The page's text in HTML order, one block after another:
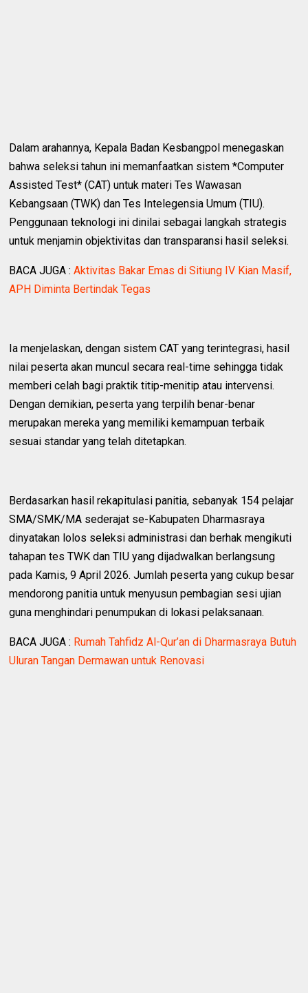
Dalam arahannya, Kepala Badan Kesbangpol menegaskan
bahwa seleksi tahun ini memanfaatkan sistem *Computer
Assisted Test* (CAT) untuk materi Tes Wawasan
Kebangsaan (TWK) dan Tes Intelegensia Umum (TIU).
Penggunaan teknologi ini dinilai sebagai langkah strategis
untuk menjamin objektivitas dan transparansi hasil seleksi.
BACA JUGA :Aktivitas Bakar Emas di Sitiung IV Kian Masif,
APH Diminta Bertindak Tegas
Ia menjelaskan, dengan sistem CAT yang terintegrasi, hasil
nilai peserta akan muncul secara real-time sehingga tidak
memberi celah bagi praktik titip-menitip atau intervensi.
Dengan demikian, peserta yang terpilih benar-benar
merupakan mereka yang memiliki kemampuan terbaik
sesuai standar yang telah ditetapkan.
Berdasarkan hasil rekapitulasi panitia, sebanyak 154 pelajar
SMA/SMK/MA sederajat se-Kabupaten Dharmasraya
dinyatakan lolos seleksi administrasi dan berhak mengikuti
tahapan tes TWK dan TIU yang dijadwalkan berlangsung
pada Kamis, 9 April 2026. Jumlah peserta yang cukup besar
mendorong panitia untuk menyusun pembagian sesi ujian
guna menghindari penumpukan di lokasi pelaksanaan.
BACA JUGA : Rumah Tahfidz Al-Qur’an di Dharmasraya Butuh
Uluran Tangan Dermawan untuk Renovasi